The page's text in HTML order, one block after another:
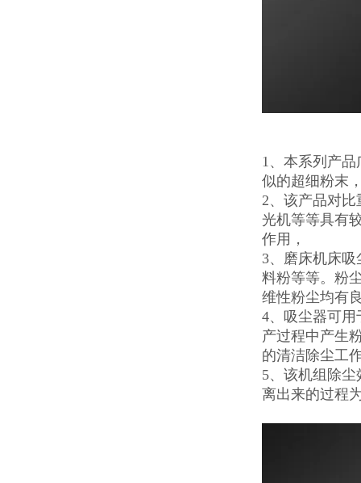
1、本系列产
似的超细粉末
2、该产品对
光机等等具有
作用，
3、磨床机床
料粉等等。粉
维性粉尘均有
4、吸尘器可
产过程中产生
的清洁除尘工
5、该机组除
离出来的过程